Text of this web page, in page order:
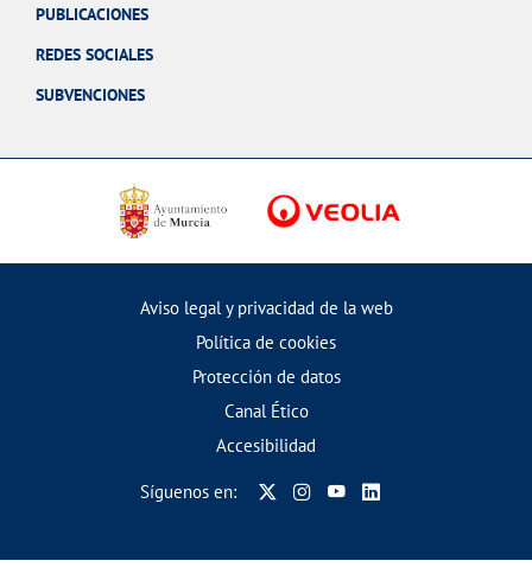
PUBLICACIONES
REDES SOCIALES
SUBVENCIONES
Aviso legal y privacidad de la web
Política de cookies
Protección de datos
Canal Ético
Accesibilidad
Síguenos en: